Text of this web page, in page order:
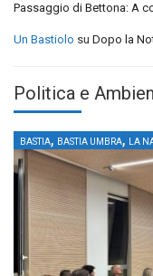
Passaggio di Bettona: A
Un Bastiolo su Dopo la
Politica e
BASTIA, BASTIA UMBRA, LA